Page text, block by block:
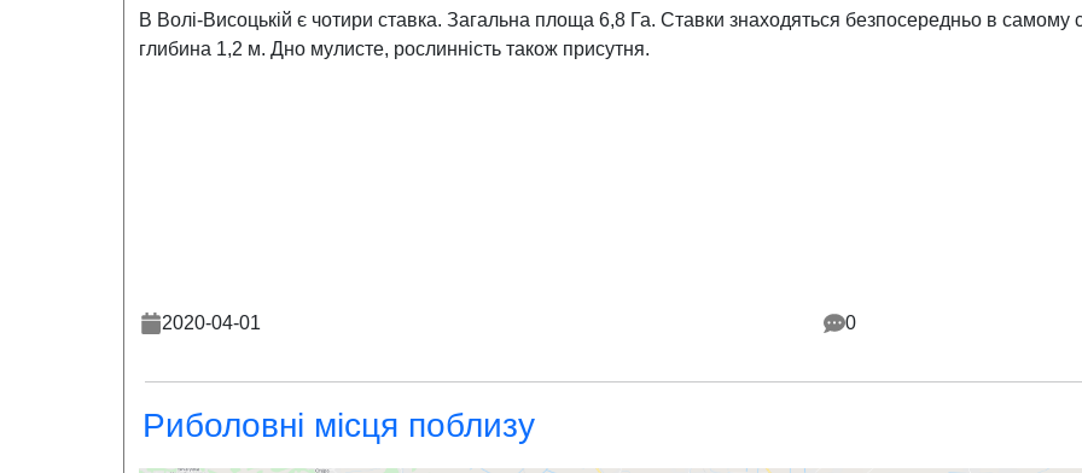
В Волі-Висоцькій є чотири ставка. Загальна площа 6,8 Га. Ставки знаходяться безпосередньо в самому
глибина 1,2 м. Дно мулисте, рослинність також присутня.
2020-04-01 0
Риболовні місця поблизу